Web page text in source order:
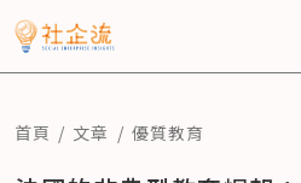
首頁 文章 優質教育